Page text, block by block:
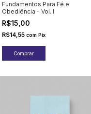
Fundamentos Para Fé e
Obediência - Vol. I
R$15,00
R$14,55 com Pix